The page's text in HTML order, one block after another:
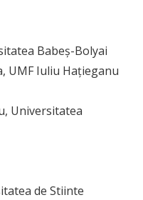
Babeş-Bolyai
UMF Iuliu Hațieganu
Universitatea
de Stiinte